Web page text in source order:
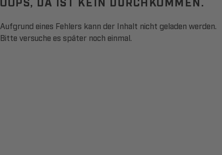
Aufgrund eines Fehlers kann der Inhalt nicht geladen werden.
Bitte versuche es später noch einmal.